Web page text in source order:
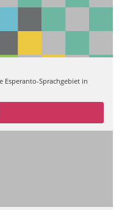
Esperanto-Sprachgebiet in